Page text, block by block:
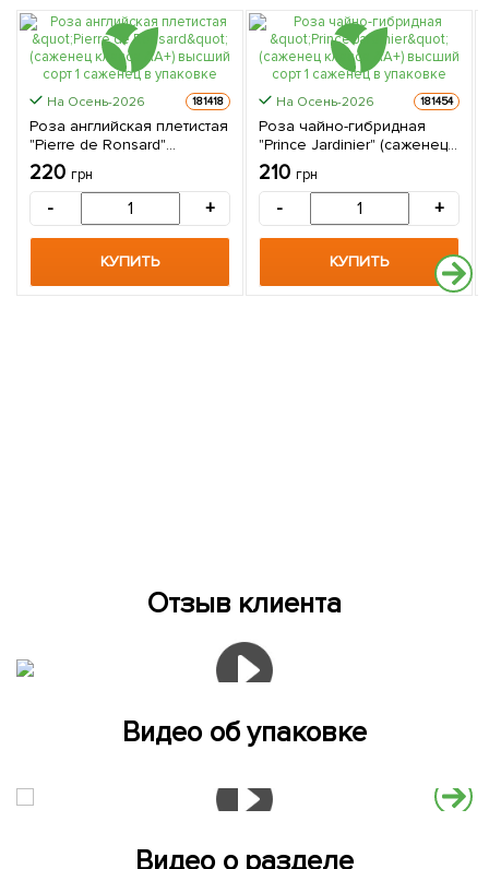
На Осень-2026 181418
Роза английская плетистая
"Pierre de Ronsard"
(саженец класса АА+)
высший сорт 1 саженец в
220 грн
- +
КУПИТЬ
На Осень-2026 181454
Роза чайно-гибридная
"Prince Jardinier" (саженец
класса АА+) высший сорт 1
саженец в упаковке
210 грн
- +
КУПИТЬ
Отзыв клиента
Видео об упаковке
Видео о разделе